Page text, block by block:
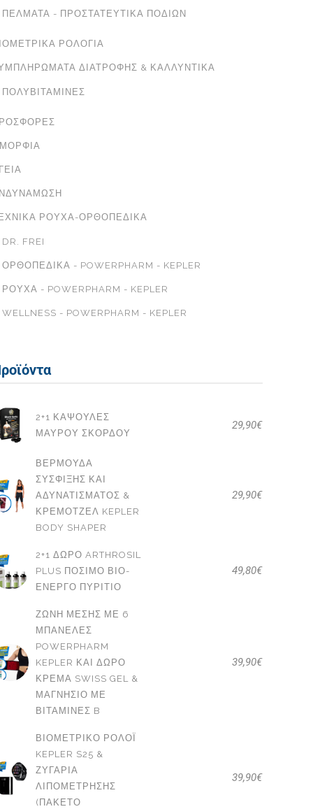
ΠΈΛΜΑΤΑ - ΠΡΟΣΤΑΤΕΥΤΙΚΆ ΠΟΔΙΏΝ
ΡΟΛΌΓΙΑ
ΔΙΑΤΡΟΦΉΣ & ΚΑΛΛΥΝΤΙΚΆ
ΠΟΛΥΒΙΤΑΜΊΝΕΣ
ΡΟΎΧΑ-ΟΡΘΟΠΕΔΙΚΆ
DR. FREI
ΟΡΘΟΠΕΔΙΚΆ - POWERPHARM - KEPLER
ΡΟΎΧΑ - POWERPHARM - KEPLER
WELLNESS - POWERPHARM - KEPLER
2+1 ΚΆΨΟΥΛΕΣ
ΜΑΎΡΟΥ ΣΚΌΡΔΟΥ
29,90€
ΒΕΡΜΟΎΔΑ
ΣΎΣΦΙΞΗΣ ΚΑΙ
ΑΔΥΝΑΤΊΣΜΑΤΟΣ &
ΚΡΕΜΟΤΖΈΛ KEPLER
BODY SHAPER
29,90€
2+1 ΔΩΡΟ ARTHROSIL
PLUS ΠΌΣΙΜΟ ΒΙΟ-
ΕΝΕΡΓΌ ΠΥΡΊΤΙΟ
49,80€
ΖΏΝΗ ΜΈΣΗΣ ΜΕ 6
ΜΠΑΝΈΛΕΣ
POWERPHARM
KEPLER ΚΑΙ ΔΩΡΟ
ΚΡΈΜΑ SWISS GEL &
ΜΑΓΝΉΣΙΟ ΜΕ
ΒΙΤΑΜΊΝΕΣ B
39,90€
ΒΙΟΜΕΤΡΙΚΌ ΡΟΛΌΙ
KEPLER S25 &
ΖΥΓΑΡΙΆ
ΛΙΠΟΜΈΤΡΗΣΗΣ
(ΠΑΚΕΤΟ
39,90€